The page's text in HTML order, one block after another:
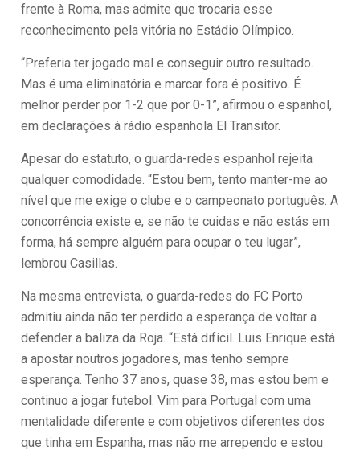
frente à Roma, mas admite que trocaria esse
reconhecimento pela vitória no Estádio Olímpico.
“Preferia ter jogado mal e conseguir outro resultado.
Mas é uma eliminatória e marcar fora é positivo. É
melhor perder por 1-2 que por 0-1”, afirmou o espanhol,
em declarações à rádio espanhola El Transitor.
Apesar do estatuto, o guarda-redes espanhol rejeita
qualquer comodidade. “Estou bem, tento manter-me ao
nível que me exige o clube e o campeonato português. A
concorrência existe e, se não te cuidas e não estás em
forma, há sempre alguém para ocupar o teu lugar”,
lembrou Casillas.
Na mesma entrevista, o guarda-redes do FC Porto
admitiu ainda não ter perdido a esperança de voltar a
defender a baliza da Roja. “Está difícil. Luis Enrique está
a apostar noutros jogadores, mas tenho sempre
esperança. Tenho 37 anos, quase 38, mas estou bem e
continuo a jogar futebol. Vim para Portugal com uma
mentalidade diferente e com objetivos diferentes dos
que tinha em Espanha, mas não me arrependo e estou